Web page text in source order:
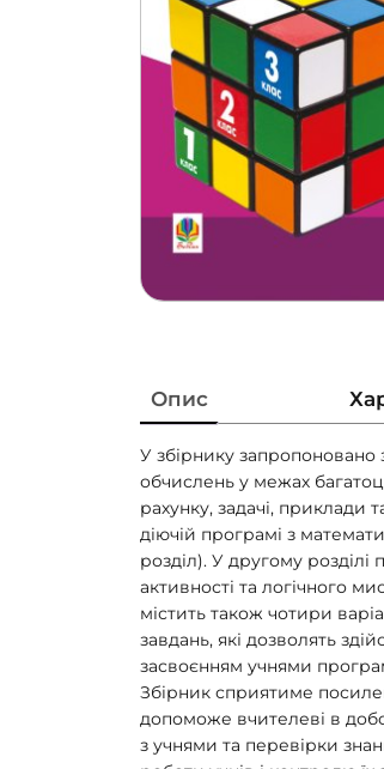
Опис
У збiрнику запропоновано
обчислень у межах
рахунку, задачi, приклади
дiючiй програмi з
роздiл). У другому роздiлi
активностi та логiчного
містить також чотири
завдань, які дозволять
засвоєнням учнями
Збiрник сприятиме
допоможе вчителевi в
з учнями та перевiрки